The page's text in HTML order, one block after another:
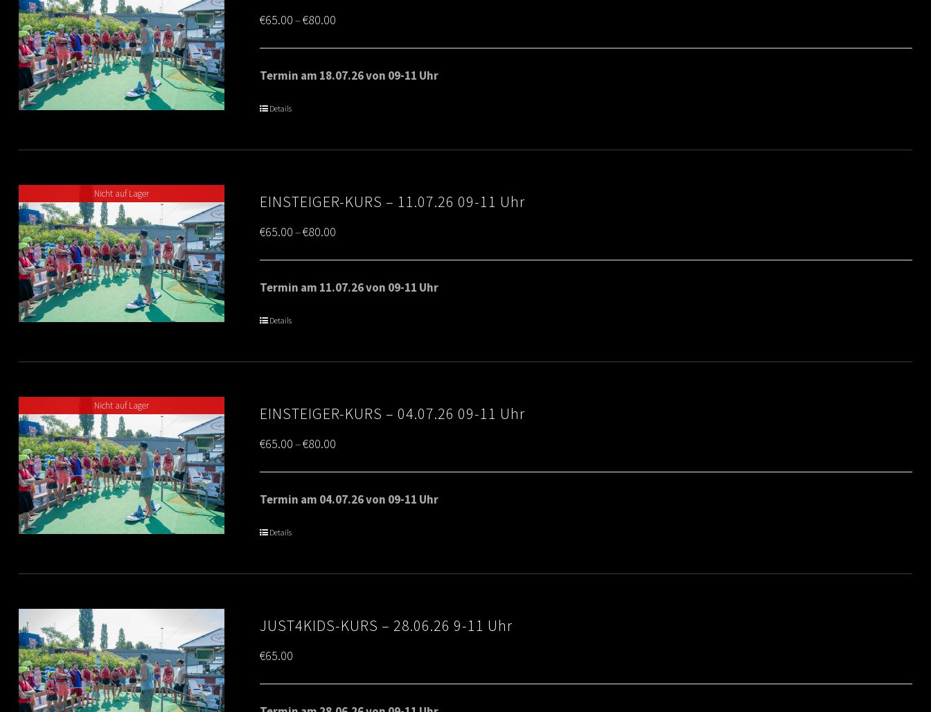
€65.00–€80.00
range:
€65.00
Termin am 18.07.26 von 09-11 Uhr
Details
Nicht auf Lager EINSTEIGER-KURS – 11.07.26 09-11 Uhr
€65.00–€80.00
range:
€65.00
Termin am 11.07.26 von 09-11 Uhr
Details
Nicht auf Lager EINSTEIGER-KURS – 04.07.26 09-11 Uhr
€65.00–€80.00
range:
€65.00
Termin am 04.07.26 von 09-11 Uhr
Details
JUST4KIDS-KURS – 28.06.26 9-11 Uhr
€65.00